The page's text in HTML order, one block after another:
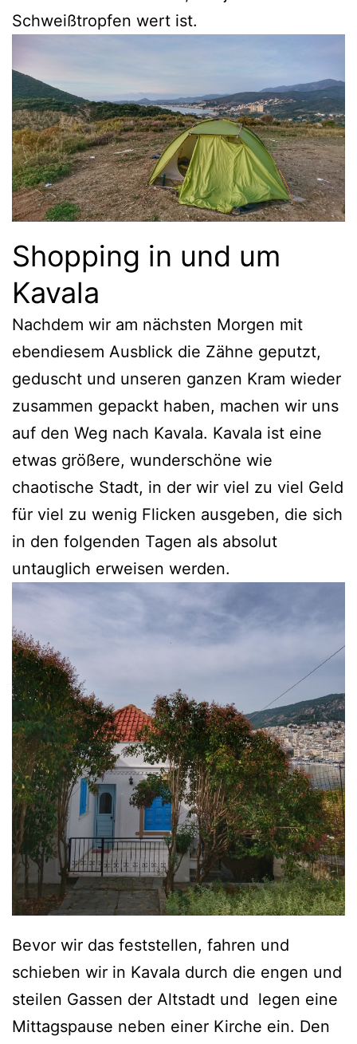
Schweißtropfen wert ist.
Shopping in und um
Kavala
Nachdem wir am nächsten Morgen mit
ebendiesem Ausblick die Zähne geputzt,
geduscht und unseren ganzen Kram wieder
zusammen gepackt haben, machen wir uns
auf den Weg nach Kavala. Kavala ist eine
etwas größere, wunderschöne wie
chaotische Stadt, in der wir viel zu viel Geld
für viel zu wenig Flicken ausgeben, die sich
in den folgenden Tagen als absolut
untauglich erweisen werden.
Bevor wir das feststellen, fahren und
schieben wir in Kavala durch die engen und
steilen Gassen der Altstadt und legen eine
Mittagspause neben einer Kirche ein. Den